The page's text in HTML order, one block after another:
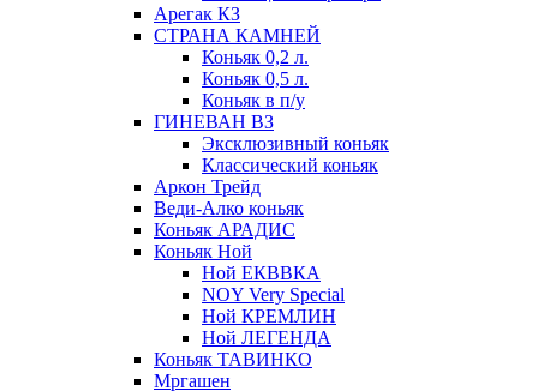
Арегак КЗ
СТРАНА КАМНЕЙ
Коньяк 0,2 л.
Коньяк 0,5 л.
Коньяк в п/у
ГИНЕВАН ВЗ
Эксклюзивный коньяк
Классический коньяк
Аркон Трейд
Веди-Алко коньяк
Коньяк АРАДИС
Коньяк Ной
Ной ЕКВВКА
NOY Very Special
Ной КРЕМЛИН
Ной ЛЕГЕНДА
Коньяк ТАВИНКО
Мргашен